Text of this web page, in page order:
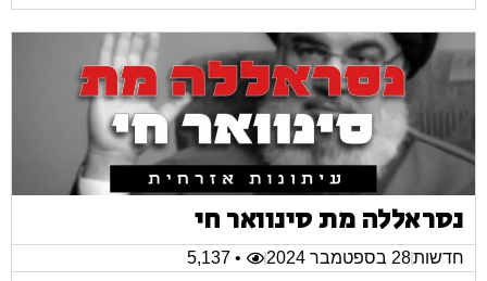
נסראללה מת סינוואר חי
חדשות28 בספטמבר 2024
• 5,137